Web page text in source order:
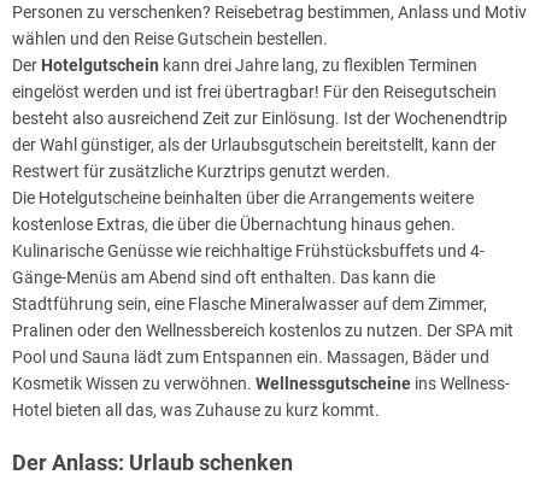
Personen zu verschenken? Reisebetrag bestimmen, Anlass und Motiv
wählen und den Reise Gutschein bestellen.
Der Hotelgutschein kann drei Jahre lang, zu flexiblen Terminen
eingelöst werden und ist frei übertragbar! Für den Reisegutschein
besteht also ausreichend Zeit zur Einlösung. Ist der Wochenendtrip
der Wahl günstiger, als der Urlaubsgutschein bereitstellt, kann der
Restwert für zusätzliche Kurztrips genutzt werden.
Die Hotelgutscheine beinhalten über die Arrangements weitere
kostenlose Extras, die über die Übernachtung hinaus gehen.
Kulinarische Genüsse wie reichhaltige Frühstücksbuffets und 4-
Gänge-Menüs am Abend sind oft enthalten. Das kann die
Stadtführung sein, eine Flasche Mineralwasser auf dem Zimmer,
Pralinen oder den Wellnessbereich kostenlos zu nutzen. Der SPA mit
Pool und Sauna lädt zum Entspannen ein. Massagen, Bäder und
Kosmetik Wissen zu verwöhnen. Wellnessgutscheine ins Wellness-
Hotel bieten all das, was Zuhause zu kurz kommt.
Der Anlass: Urlaub schenken